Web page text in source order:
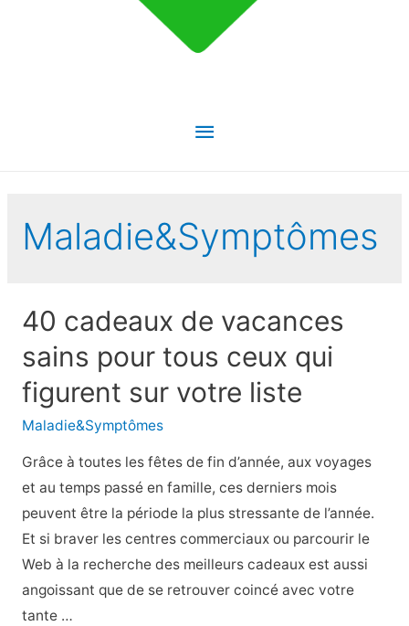
Menu
Maladie&Symptômes
40 cadeaux de vacances
sains pour tous ceux qui
figurent sur votre liste
Maladie&Symptômes
Grâce à toutes les fêtes de fin d’année, aux voyages
et au temps passé en famille, ces derniers mois
peuvent être la période la plus stressante de l’année.
Et si braver les centres commerciaux ou parcourir le
Web à la recherche des meilleurs cadeaux est aussi
angoissant que de se retrouver coincé avec votre
tante …